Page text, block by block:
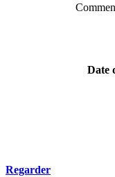
Date
Regarder